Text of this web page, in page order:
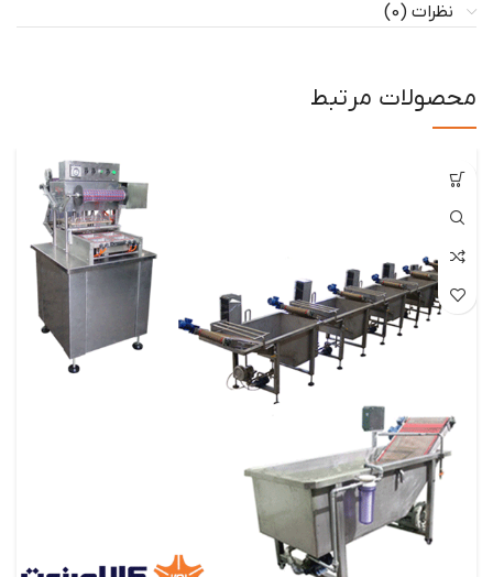
نظرات (0)
محصولات مرتبط